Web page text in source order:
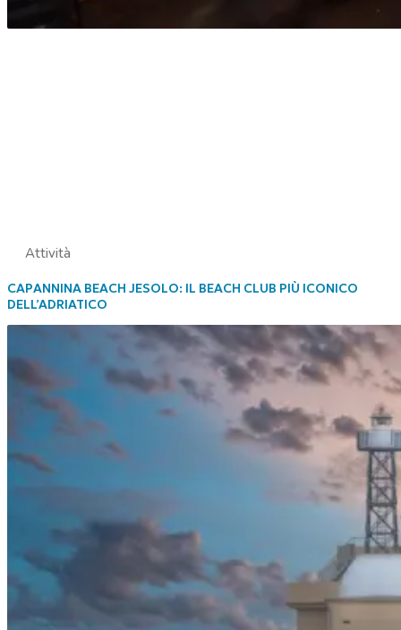
Attività
CAPANNINA BEACH JESOLO: IL BEACH CLUB PIÙ ICONICO
DELL’ADRIATICO